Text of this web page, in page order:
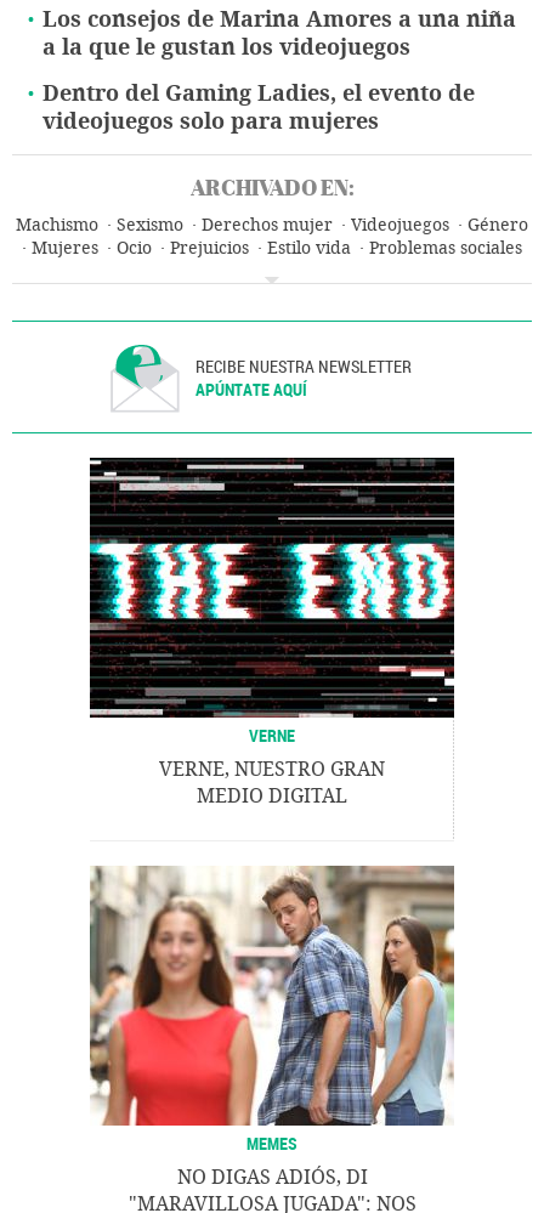
Los consejos de Marina Amores a una niña
a la que le gustan los videojuegos
Dentro del Gaming Ladies, el evento de
videojuegos solo para mujeres
ARCHIVADO EN:
Machismo Sexismo Derechos mujer Videojuegos
Género
Mujeres
Ocio Prejuicios Estilo vida
Problemas sociales
RECIBE NUESTRA NEWSLETTER
APÚNTATE AQUÍ
VERNE
VERNE, NUESTRO GRAN
MEDIO DIGITAL
MEMES
NO DIGAS ADIÓS, DI
"MARAVILLOSA JUGADA": NOS